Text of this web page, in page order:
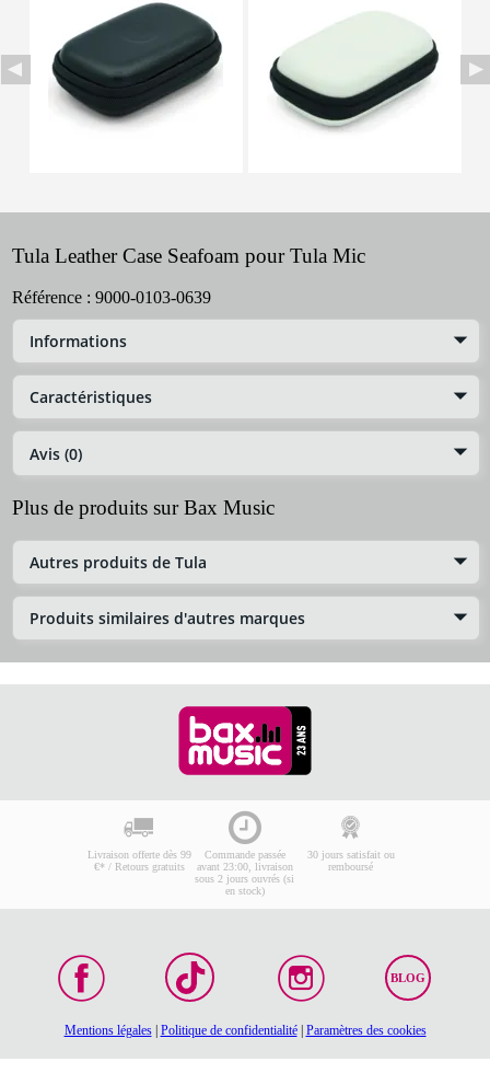
Tula Leather Case Seafoam pour Tula Mic
Référence : 9000-0103-0639
Informations
Caractéristiques
Avis (0)
Plus de produits sur Bax Music
Autres produits de Tula
Produits similaires d'autres marques
Livraison offerte dès 99
€* / Retours gratuits
Commande passée
avant 23:00, livraison
sous 2 jours ouvrés (si
en stock)
30 jours satisfait ou
remboursé
BLOG
Mentions légales| Politique de confidentialité| Paramètres des cookies